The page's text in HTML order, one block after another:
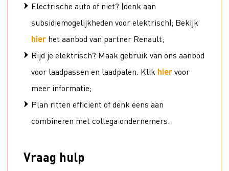
Electrische auto of niet? (denk aan
subsidiemogelijkheden voor elektrisch); Bekijk
hier het aanbod van partner Renault;
Rijd je elektrisch? Maak gebruik van ons aanbod
voor laadpassen en laadpalen. Klik hiervoor
meer informatie;
Plan ritten efficiënt of denk eens aan
combineren met collega ondernemers.
Vraag hulp